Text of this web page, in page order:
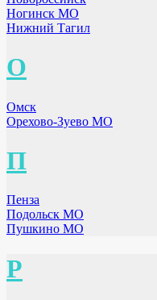
Ногинск МО
Нижний Тагил
О
Омск
Орехово-Зуево МО
П
Пенза
Подольск МО
Пушкино МО
Р